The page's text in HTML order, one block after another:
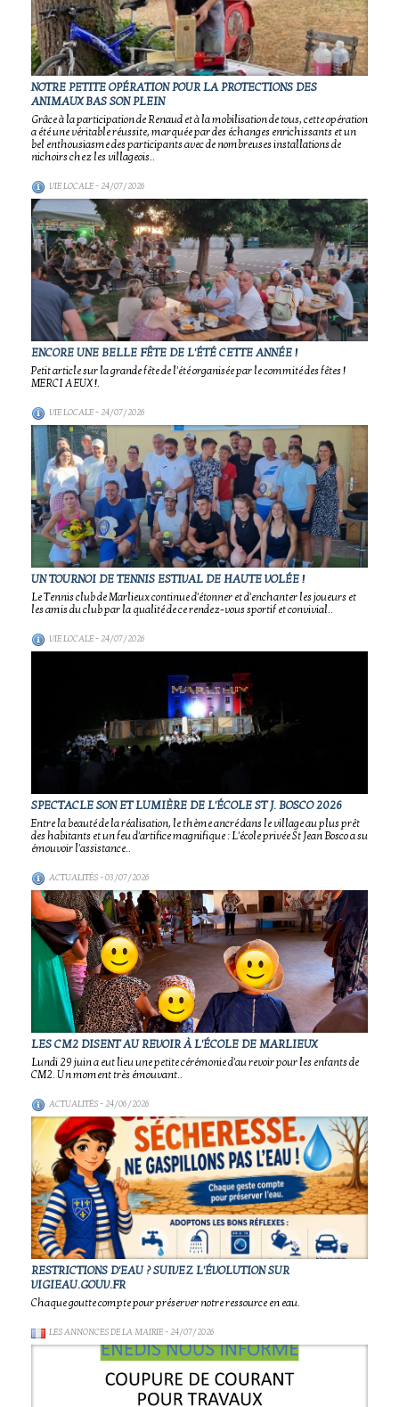
NOTRE PETITE OPÉRATION POUR LA PROTECTIONS DES
ANIMAUX BAS SON PLEIN
Grâce à la participation de Renaud et à la mobilisation de tous, cette opération
a été une véritable réussite, marquée par des échanges enrichissants et un
bel enthousiasme des participants avec de nombreuses installations de
nichoirs chez les villageois..
VIE LOCALE- 24/07/2026
ENCORE UNE BELLE FÊTE DE L'ÉTÉ CETTE ANNÉE !
Petit article sur la grande fête de l'été organisée par le commité des fêtes !
MERCI A EUX !.
VIE LOCALE- 24/07/2026
UN TOURNOI DE TENNIS ESTIVAL DE HAUTE VOLÉE !
Le Tennis club de Marlieux continue d'étonner et d'enchanter les joueurs et
les amis du club par la qualité de ce rendez-vous sportif et convivial..
VIE LOCALE- 24/07/2026
SPECTACLE SON ET LUMIÈRE DE L'ÉCOLE ST J. BOSCO 2026
Entre la beauté de la réalisation, le thème ancré dans le village au plus prêt
des habitants et un feu d'artifice magnifique : L'école privée St Jean Bosco a su
émouvoir l'assistance..
ACTUALITÉS- 03/07/2026
LES CM2 DISENT AU REVOIR À L'ÉCOLE DE MARLIEUX
Lundi 29 juin a eut lieu une petite cérémonie d'au revoir pour les enfants de
CM2. Un moment très émouvant..
ACTUALITÉS- 24/06/2026
RESTRICTIONS D'EAU ? SUIVEZ L'ÉVOLUTION SUR
VIGIEAU.GOUV.FR
Chaque goutte compte pour préserver notre ressource en eau.
LES ANNONCES DE LA MAIRIE- 24/07/2026